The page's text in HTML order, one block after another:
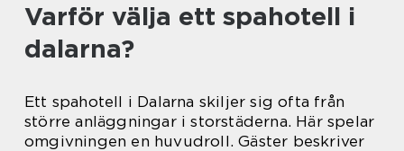
Varför välja ett spahotell i
dalarna?
Ett spahotell i Dalarna skiljer sig ofta från
större anläggningar i storstäderna. Här spelar
omgivningen en huvudroll. Gäster beskriver